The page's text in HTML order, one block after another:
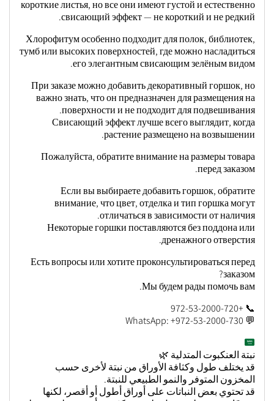
короткие листья, но все они имеют густой и естественно
свисающий эффект — не короткий и не редкий.
Хлорофитум особенно подходит для полок, библиотек,
тумб или высоких поверхностей, где можно насладиться
его элегантным свисающим зелёным видом.
При заказе можно добавить декоративный горшок, но
важно знать, что он предназначен для размещения на
поверхности и не подходит для подвешивания.
Свисающий эффект лучше всего выглядит, когда
растение размещено на возвышении.
Пожалуйста, обратите внимание на размеры товара
перед заказом.
Если вы выбираете добавить горшок, обратите
внимание, что цвет, отделка и тип горшка могут
отличаться в зависимости от наличия.
Некоторые горшки поставляются без поддона или
дренажного отверстия.
Есть вопросы или хотите проконсультироваться перед
заказом?
Мы будем рады помочь вам.
📞 +972-53-2000-720
💬 WhatsApp: +972-53-2000-730
نبتة العنكبوت المتدلية 🌿
قد يختلف طول وكثافة الأوراق من نبتة لأخرى حسب
المخزون المتوفر والنمو الطبيعي للنبتة.
قد تحتوي بعض النباتات على أوراق أطول أو أقصر، لكنها